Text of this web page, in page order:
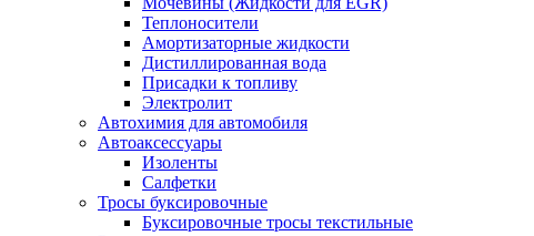
Теплоносители
Амортизаторные жидкости
Дистиллированная вода
Присадки к топливу
Электролит
Автохимия для автомобиля
Автоаксессуары
Изоленты
Салфетки
Тросы буксировочные
Буксировочные тросы текстильные